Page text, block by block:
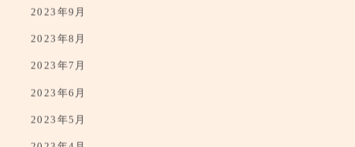
2023年10月
2023年9月
2023年8月
2023年7月
2023年6月